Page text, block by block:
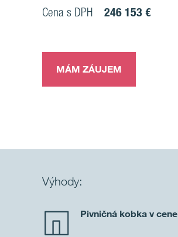
Cena s DPH 246 153 €
MÁM ZÁUJEM
Výhody:
Pivničná kobka v cene